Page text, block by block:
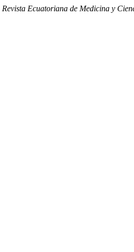
Revista Ecuatoriana de Medicina y